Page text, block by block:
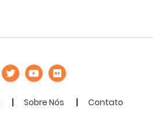
Sobre Nós Contato